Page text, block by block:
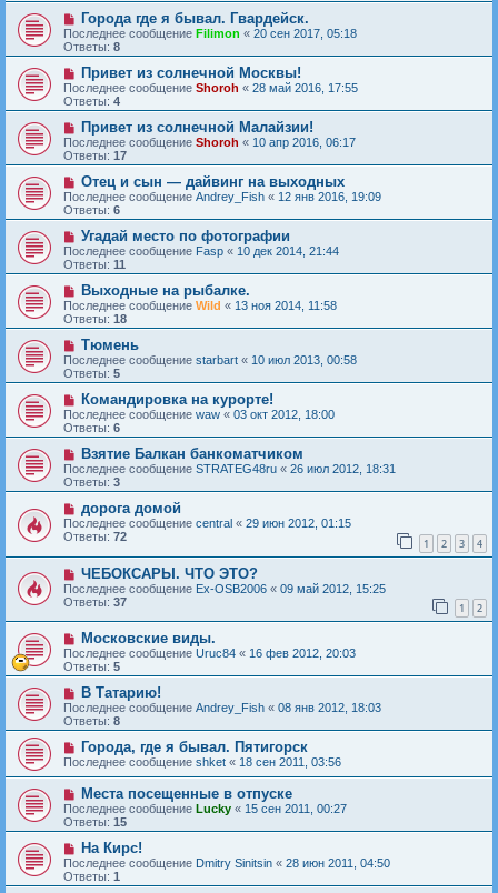
Города где я бывал. Гвардейск.
Последнее сообщение Filimon « 20 сен 2017, 05:18
Ответы: 8
Привет из солнечной Москвы!
Последнее сообщение Shoroh « 28 май 2016, 17:55
Ответы: 4
Привет из солнечной Малайзии!
Последнее сообщение Shoroh « 10 апр 2016, 06:17
Ответы: 17
Отец и сын — дайвинг на выходных
Последнее сообщение Andrey_Fish « 12 янв 2016, 19:09
Ответы: 6
Угадай место по фотографии
Последнее сообщение Fasp « 10 дек 2014, 21:44
Ответы: 11
Выходные на рыбалке.
Последнее сообщение Wild « 13 ноя 2014, 11:58
Ответы: 18
Тюмень
Последнее сообщение starbart « 10 июл 2013, 00:58
Ответы: 5
Командировка на курорте!
Последнее сообщение waw « 03 окт 2012, 18:00
Ответы: 6
Взятие Балкан банкоматчиком
Последнее сообщение STRATEG48ru « 26 июл 2012, 18:31
Ответы: 3
дорога домой
Последнее сообщение central « 29 июн 2012, 01:15
Ответы: 72 1 2 3 4
ЧЕБОКСАРЫ. ЧТО ЭТО?
Последнее сообщение Ex-OSB2006 « 09 май 2012, 15:25
Ответы: 37 1 2
Московские виды.
Последнее сообщение Uruc84 « 16 фев 2012, 20:03
Ответы: 5
В Татарию!
Последнее сообщение Andrey_Fish « 08 янв 2012, 18:03
Ответы: 8
Города, где я бывал. Пятигорск
Последнее сообщение shket « 18 сен 2011, 03:56
Места посещенные в отпуске
Последнее сообщение Lucky « 15 сен 2011, 00:27
Ответы: 15
На Кирс!
Последнее сообщение Dmitry Sinitsin « 28 июн 2011, 04:50
Ответы: 1